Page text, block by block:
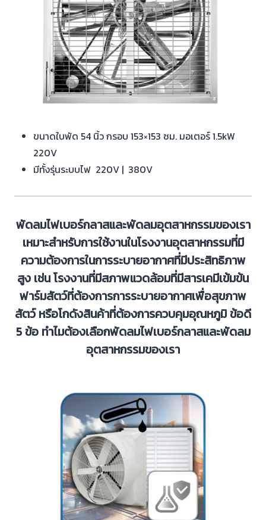
ขนาดใบพัด 54 นิ้ว กรอบ 153×153 ซม. มอเตอร์ 1.5kW
220V
มีทั้งรุ่นระบบไฟ 220V | 380V
พัดลมไฟเบอร์กลาสและพัดลมอุตสาหกรรมของเรา
เหมาะสำหรับการใช้งานในโรงงานอุตสาหกรรมที่มี
ความต้องการในการระบายอากาศที่มีประสิทธิภาพ
สูง เช่น โรงงานที่มีสภาพแวดล้อมที่มีสารเคมีเข้มข้น
ฟาร์มสัตว์ที่ต้องการการระบายอากาศเพื่อสุขภาพ
สัตว์ หรือโกดังสินค้าที่ต้องการควบคุมอุณหภูมิ ข้อดี
5 ข้อ ทำไมต้องเลือกพัดลมไฟเบอร์กลาสและพัดลม
อุตสาหกรรมของเรา